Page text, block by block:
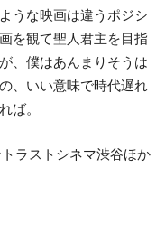
うな映画は違うポジシ
を観て聖人君主を目指
、僕はあんまりそうは
、いい意味で時代遅れ
ば。
ラストシネマ渋谷ほか